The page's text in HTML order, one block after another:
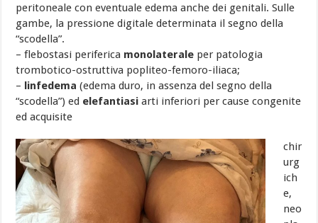
peritoneale con eventuale edema anche dei genitali. Sulle
gambe, la pressione digitale determinata il segno della
“scodella”.
– flebostasi periferica monolaterale per patologia
trombotico-ostruttiva popliteo-femoro-iliaca;
– linfedema (edema duro, in assenza del segno della
“scodella”) ed elefantiasi arti inferiori per cause congenite
ed acquisite
chir
urg
ich
e,
neo